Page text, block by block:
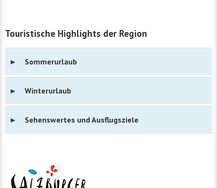
Touristische Highlights der Region
Sommerurlaub
Winterurlaub
Sehenswertes und Ausflugsziele